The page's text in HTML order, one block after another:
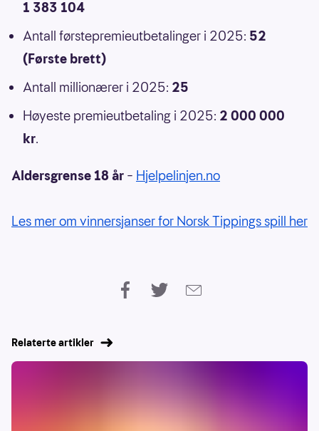
1 383 104
Antall førstepremieutbetalinger i 2025: 52
(Første brett)
Antall millionærer i 2025: 25
Høyeste premieutbetaling i 2025: 2 000 000
kr.
Aldersgrense 18 år – Hjelpelinjen.no
Les mer om vinnersjanser for Norsk Tippings spill her
Relaterte artikler